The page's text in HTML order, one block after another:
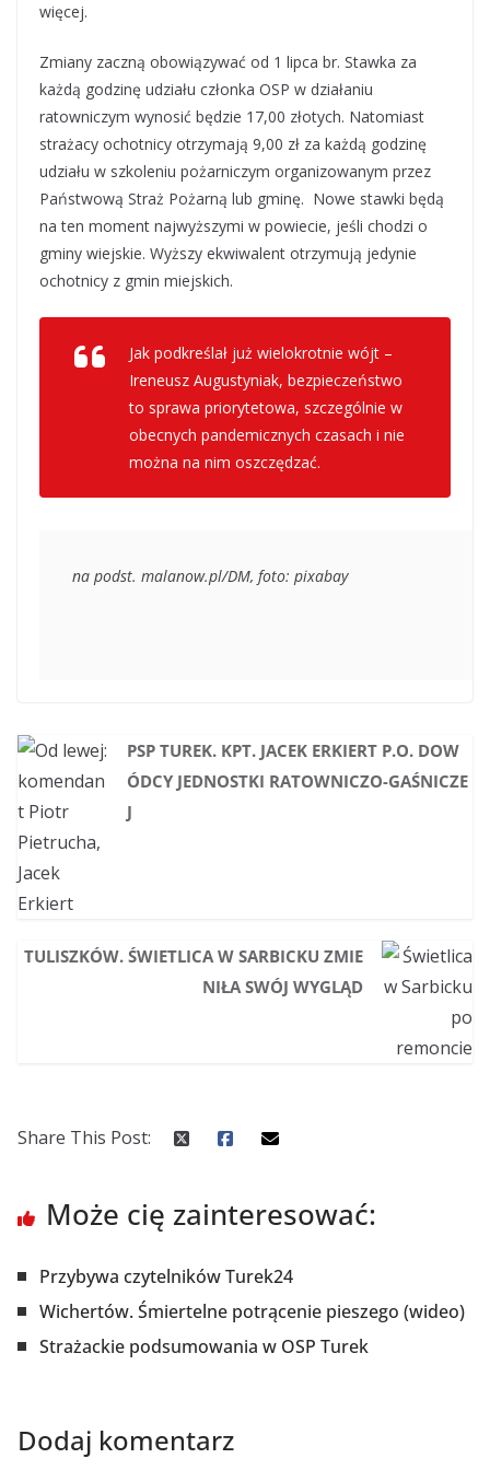
więcej.
Zmiany zaczną obowiązywać od 1 lipca br. Stawka za
każdą godzinę udziału członka OSP w działaniu
ratowniczym wynosić będzie 17,00 złotych. Natomiast
strażacy ochotnicy otrzymają 9,00 zł za każdą godzinę
udziału w szkoleniu pożarniczym organizowanym przez
Państwową Straż Pożarną lub gminę. Nowe stawki będą
na ten moment najwyższymi w powiecie, jeśli chodzi o
gminy wiejskie. Wyższy ekwiwalent otrzymują jedynie
ochotnicy z gmin miejskich.
Jak podkreślał już wielokrotnie wójt –
Ireneusz Augustyniak, bezpieczeństwo
to sprawa priorytetowa, szczególnie w
obecnych pandemicznych czasach i nie
można na nim oszczędzać.
na podst. malanow.pl/DM, foto: pixabay
PSP TUREK. KPT. JACEK ERKIERT P.O. DOW
ÓDCY JEDNOSTKI RATOWNICZO-GAŚNICZE
J
TULISZKÓW. ŚWIETLICA W SARBICKU ZMIE
NIŁA SWÓJ WYGLĄD
Share This Post:
Może cię zainteresować:
Przybywa czytelników Turek24
Wichertów. Śmiertelne potrącenie pieszego (wideo)
Strażackie podsumowania w OSP Turek
Dodaj komentarz